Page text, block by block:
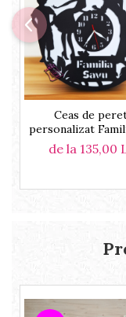
Ceas de
personalizat
de la 135,00